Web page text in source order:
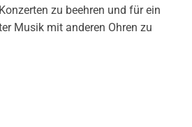
zu beehren und für ein
Musik mit anderen Ohren zu